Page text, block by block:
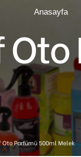
Anasayfa
Oto Parfümü 500ml Melek